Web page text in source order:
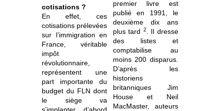
cotisations ?
En effet, ces
cotisations prélevées
sur l’immigration en
France, véritable
impôt
révolutionnaire,
représentent une
part importante du
budget du FLN dont
le siège va
premier livre est
publié en 1991, le
deuxième dix ans
plus tard 2. Il dresse
des listes et
comptabilise au
moins 200 disparus.
D’après les
historiens
britanniques Jim
House et Neil
MacMaster, auteurs